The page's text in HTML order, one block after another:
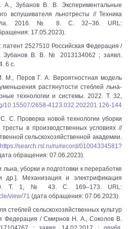
Зубанов В. В. Экспериментальные
вспушивателя льнотресты // Техника
2016. № 8. С. 32–36. URL:
17.05.2023).
патент 2527510 Российская Федерация /
Зубанов В. В. № 2013134062 ; заявл.
6 с.
М., Перов Г. А. Вероятностная модель
растянутости стеблей льна-
технологии и системы. 2022. Т. 32,
10.15507/2658-4123.032.202201.126-144
С. Проверка новой технологии уборки
в производственных условиях //
сельскохозяйственной академии.
https://search.rsl.ru/ru/record/01004334581?
обращения: 07.06.2023).
уборки и подготовки к переработке
Механизация и электрификация
Т. 1, № 43. С. 169–173. URL:
view/71 (дата обращения: 07.06.2023).
сельскохозяйственных культур
Федерация / Смирнов Н. А., Соколов В.